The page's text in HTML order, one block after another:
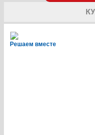
Решаем вместе